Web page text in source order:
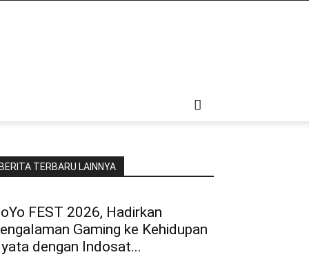
BERITA TERBARU LAINNYA
FEST 2026, Hadirkan
Gaming ke Kehidupan
dengan Indosat...